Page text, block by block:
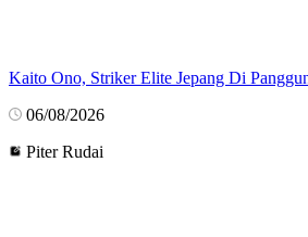
Kaito Ono, Striker Elite Jepang Di
06/08/2026
Piter Rudai